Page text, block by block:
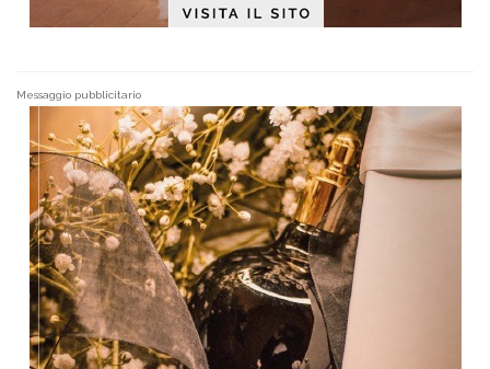
Messaggio pubblicitario